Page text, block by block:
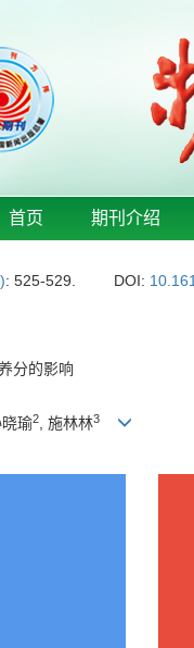
首页 期刊介绍
: 525-529. DOI:
分的影响
瑜2, 施林林3